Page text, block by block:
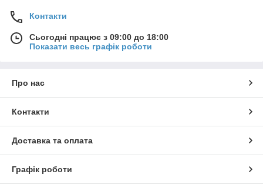
Контакти
Сьогодні працює з 09:00 до 18:00
Показати весь графік роботи
Про нас
Контакти
Доставка та оплата
Графік роботи